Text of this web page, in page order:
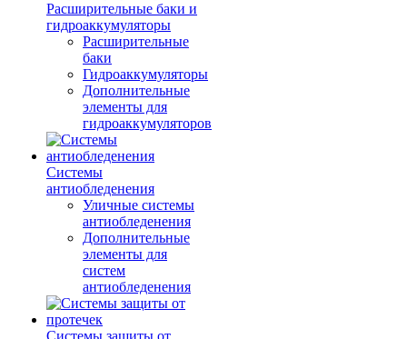
Расширительные баки и
гидроаккумуляторы
Расширительные
баки
Гидроаккумуляторы
Дополнительные
элементы для
гидроаккумуляторов
Системы
антиобледенения
Уличные системы
антиобледенения
Дополнительные
элементы для
систем
антиобледенения
Системы защиты от